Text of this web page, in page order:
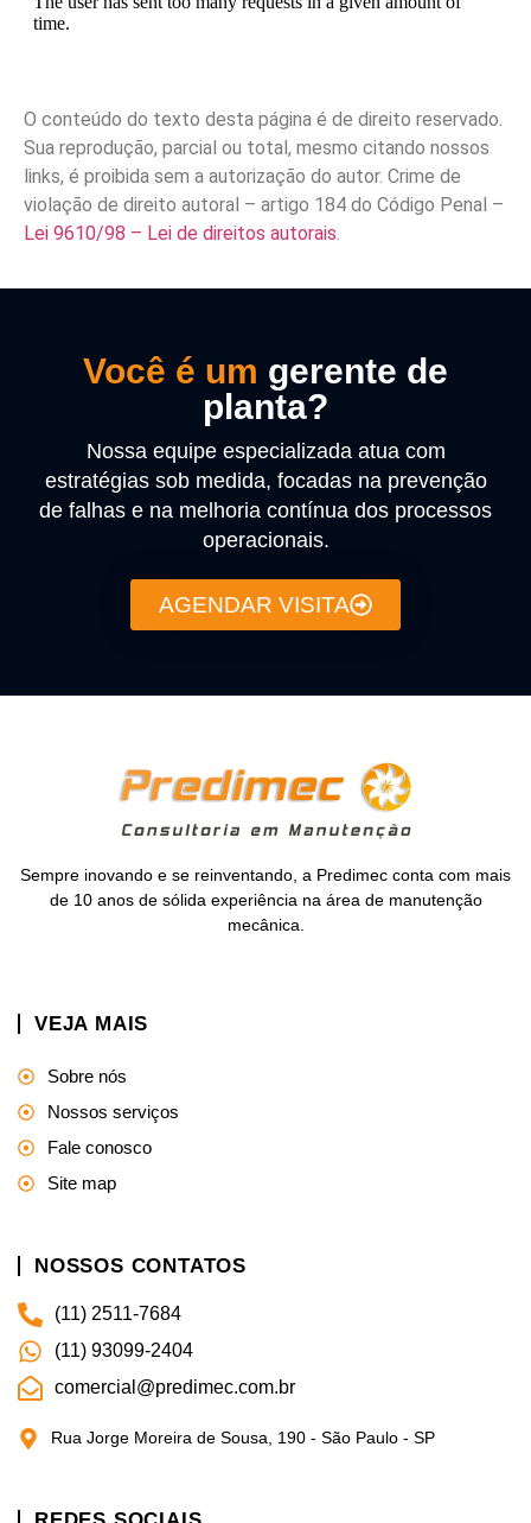
O conteúdo do texto desta página é de direito reservado.
Sua reprodução, parcial ou total, mesmo citando nossos
links, é proibida sem a autorização do autor. Crime de
violação de direito autoral – artigo 184 do Código Penal –
Lei 9610/98 – Lei de direitos autorais
Você é um gerente de
planta?
Nossa equipe especializada atua com
estratégias sob medida, focadas na prevenção
de falhas e na melhoria contínua dos processos
operacionais.
AGENDAR VISITA
Sempre inovando e se reinventando, a Predimec conta com mais
de 10 anos de sólida experiência na área de manutenção
mecânica.
VEJA MAIS
Sobre nós
Nossos serviços
Fale conosco
Site map
NOSSOS CONTATOS
(11) 2511-7684
(11) 93099-2404
comercial@predimec.com.br
Rua Jorge Moreira de Sousa, 190 - São Paulo - SP